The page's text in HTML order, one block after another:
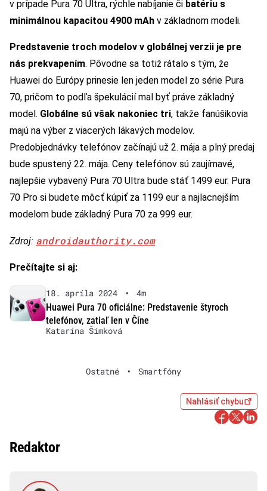
v prípade Pura 70 Ultra, rýchle nabíjanie či batériu s
minimálnou kapacitou 4900 mAh v základnom modeli.
Predstavenie troch modelov v globálnej verzii je pre
nás prekvapením. Pôvodne sa totiž rátalo s tým, že
Huawei do Európy prinesie len jeden model zo série Pura
70, pričom to podľa špekulácií mal byť práve základný
model. Globálne sú však nakoniec tri, takže fanúšikovia
majú na výber z viacerých lákavých modelov.
Predobjednávky telefónov začínajú už 2. mája a plný predaj
bude spustený 22. mája. Ceny telefónov sú zaujímavé,
najlepšie vybavený Pura 70 Ultra bude stáť 1499 eur. Pura
70 Pro si budete môcť kúpiť za 1199 eur a najlacnejším
modelom bude základný Pura 70 za 999 eur.
Zdroj: androidauthority.com
Prečítajte si aj:
18. apríla 2024 •
4m
Huawei Pura 70 oficiálne: Predstavenie štyroch
telefónov, zatiaľ len v Číne
Katarína Šimková
Ostatné • Smartfóny
Nahlásiť chybu
Redaktor